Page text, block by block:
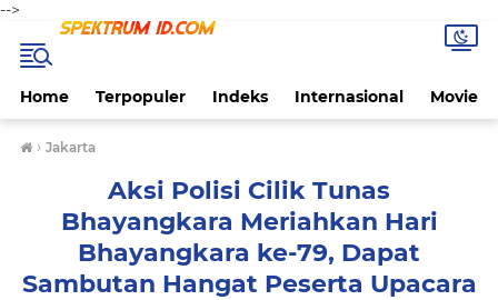
-->
Home Terpopuler Indeks Internasional Movie
› Jakarta
Aksi Polisi Cilik Tunas
Bhayangkara Meriahkan Hari
Bhayangkara ke-79, Dapat
Sambutan Hangat Peserta Upacara